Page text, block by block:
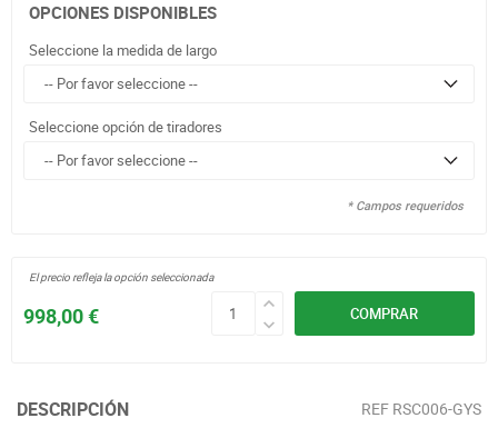
OPCIONES DISPONIBLES
Seleccione la medida de largo
Seleccione opción de tiradores
* Campos requeridos
COMPRAR
998,00 €
El precio refleja la opción seleccionada
DESCRIPCIÓN REF RSC006-GYS